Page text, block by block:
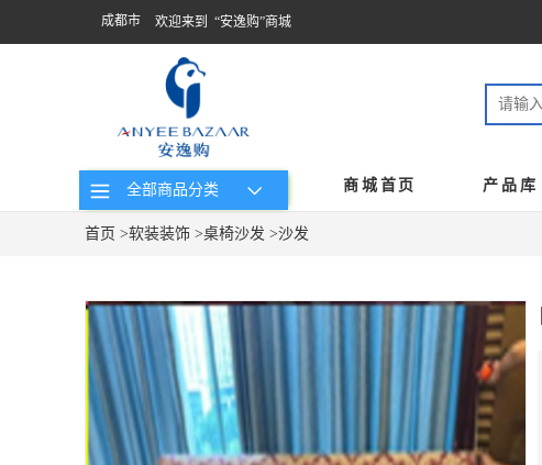
成都市 欢迎来到 “安逸购”商城
全部商品分类 商城首页 产品库
首页 >软装装饰 >桌椅沙发 >沙发